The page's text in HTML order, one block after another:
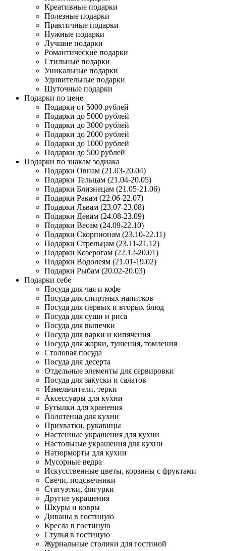
Креативные подарки
Полезные подарки
Практичные подарки
Нужные подарки
Лучшие подарки
Романтические подарки
Стильные подарки
Уникальные подарки
Удивительные подарки
Шуточные подарки
Подарки по цене
Подарки от 5000 рублей
Подарки до 5000 рублей
Подарки до 3000 рублей
Подарки до 2000 рублей
Подарки до 1000 рублей
Подарки до 500 рублей
Подарки по знакам зодиака
Подарки Овнам (21.03-20.04)
Подарки Тельцам (21.04-20.05)
Подарки Близнецам (21.05-21.06)
Подарки Ракам (22.06-22.07)
Подарки Львам (23.07-23.08)
Подарки Девам (24.08-23.09)
Подарки Весам (24.09-22.10)
Подарки Скорпионам (23.10-22.11)
Подарки Стрельцам (23.11-21.12)
Подарки Козерогам (22.12-20.01)
Подарки Водолеям (21.01-19.02)
Подарки Рыбам (20.02-20.03)
Подарки себе
Посуда для чая и кофе
Посуда для спиртных напитков
Посуда для первых и вторых блюд
Посуда для суши и риса
Посуда для выпечки
Посуда для варки и кипячения
Посуда для жарки, тушения, томления
Столовая посуда
Посуда для десерта
Отдельные элементы для сервировки
Посуда для закуски и салатов
Измельчители, терки
Аксессуары для кухни
Бутылки для хранения
Полотенца для кухни
Прихватки, рукавицы
Настенные украшения для кухни
Настольные украшения для кухни
Натюрморты для кухни
Мусорные ведра
Искусственные цветы, корзины с фруктами
Свечи, подсвечники
Статуэтки, фигурки
Другие украшения
Шкуры и ковры
Диваны в гостиную
Кресла в гостиную
Стулья в гостиную
Журнальные столики для гостиной